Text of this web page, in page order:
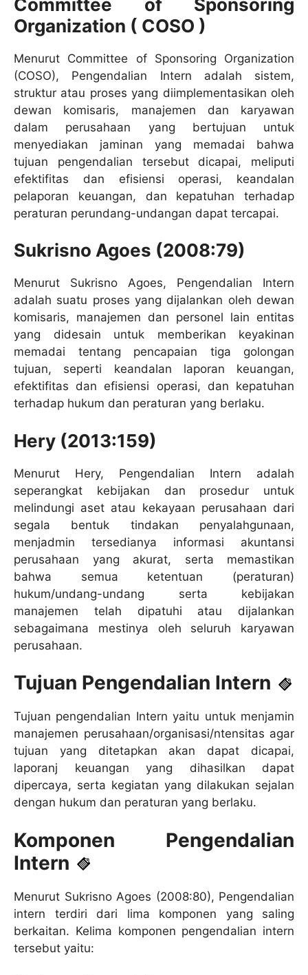
Committee of Sponsoring
Organization ( COSO )
Menurut Committee of Sponsoring Organization
(COSO), Pengendalian Intern adalah sistem,
struktur atau proses yang diimplementasikan oleh
dewan komisaris, manajemen dan karyawan
dalam perusahaan yang bertujuan untuk
menyediakan jaminan yang memadai bahwa
tujuan pengendalian tersebut dicapai, meliputi
efektifitas dan efisiensi operasi, keandalan
pelaporan keuangan, dan kepatuhan terhadap
peraturan perundang-undangan dapat tercapai.
Sukrisno Agoes (2008:79)
Menurut Sukrisno Agoes, Pengendalian Intern
adalah suatu proses yang dijalankan oleh dewan
komisaris, manajemen dan personel lain entitas
yang didesain untuk memberikan keyakinan
memadai tentang pencapaian tiga golongan
tujuan, seperti keandalan laporan keuangan,
efektifitas dan efisiensi operasi, dan kepatuhan
terhadap hukum dan peraturan yang berlaku.
Hery (2013:159)
Menurut Hery, Pengendalian Intern adalah
seperangkat kebijakan dan prosedur untuk
melindungi aset atau kekayaan perusahaan dari
segala bentuk tindakan penyalahgunaan,
menjadmin tersedianya informasi akuntansi
perusahaan yang akurat, serta memastikan
bahwa semua ketentuan (peraturan)
hukum/undang-undang serta kebijakan
manajemen telah dipatuhi atau dijalankan
sebagaimana mestinya oleh seluruh karyawan
perusahaan.
Tujuan Pengendalian Intern
Tujuan pengendalian Intern yaitu untuk menjamin
manajemen perusahaan/organisasi/ntensitas agar
tujuan yang ditetapkan akan dapat dicapai,
laporanj keuangan yang dihasilkan dapat
dipercaya, serta kegiatan yang dilakukan sejalan
dengan hukum dan peraturan yang berlaku.
Komponen Pengendalian
Intern
Menurut Sukrisno Agoes (2008:80), Pengendalian
intern terdiri dari lima komponen yang saling
berkaitan. Kelima komponen pengendalian intern
tersebut yaitu: